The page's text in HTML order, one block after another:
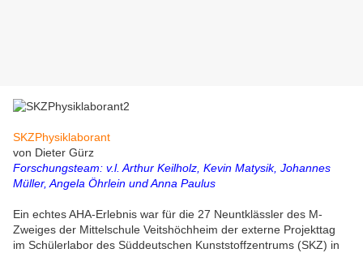
SKZPhysiklaborant
von Dieter Gürz
Forschungsteam: v.l. Arthur Keilholz, Kevin Matysik, Johannes
Müller, Angela Öhrlein und Anna Paulus
Ein echtes AHA-Erlebnis war für die 27 Neuntklässler des M-
Zweiges der Mittelschule Veitshöchheim der externe Projekttag
im Schülerlabor des Süddeutschen Kunststoffzentrums (SKZ) in